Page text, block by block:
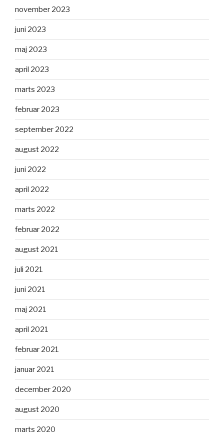
november 2023
juni 2023
maj 2023
april 2023
marts 2023
februar 2023
september 2022
august 2022
juni 2022
april 2022
marts 2022
februar 2022
august 2021
juli 2021
juni 2021
maj 2021
april 2021
februar 2021
januar 2021
december 2020
august 2020
marts 2020